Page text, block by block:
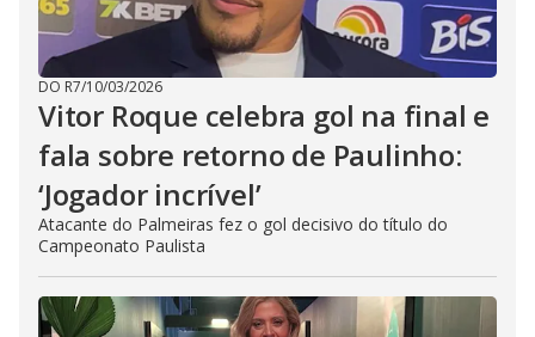
DO R7/10/03/2026
Vitor Roque celebra gol na final e
fala sobre retorno de Paulinho:
‘Jogador incrível’
Atacante do Palmeiras fez o gol decisivo do título do
Campeonato Paulista